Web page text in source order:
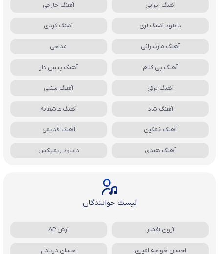
آهنگ ایرانی آهنگ خارجی
دانلود آهنگ لری آهنگ کردی
آهنگ مازندرانی مداحی
آهنگ بی کلام آهنگ بیس دار
آهنگ ترکی آهنگ سنتی
آهنگ شاد آهنگ عاشقانه
آهنگ غمگین آهنگ قدیمی
آهنگ هندی دانلود ریمیکس
لیست خوانندگان
آرون افشار آرش AP
احسان خواجه امیری احسان دریادل